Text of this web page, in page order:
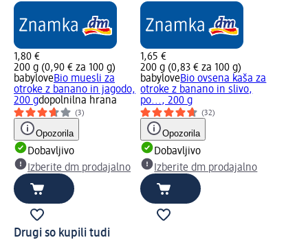
1,80 €
200 g (0,90 € za 100 g)
babyloveBio muesli za
otroke z banano in jagodo,
200 gdopolnilna hrana
(3)
Opozorila
Dobavljivo
Izberite dm prodajalno
1,65 €
200 g (0,83 € za 100 g)
babyloveBio ovsena kaša za
otroke z banano in slivo,
po..., 200 g
(32)
Opozorila
Dobavljivo
Izberite dm prodajalno
Drugi so kupili tudi